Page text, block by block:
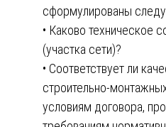
сформулированы
• Каково техническое
(участка сети)?
• Соответствует ли
строительно-
условиям договора,